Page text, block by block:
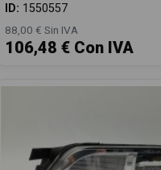
ID: 1550557
88,00 € Sin IVA
106,48 € Con IVA